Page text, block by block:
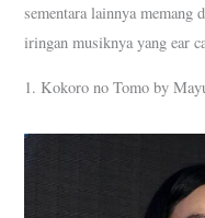
sementara lainnya
iringan musiknya yang ear
1. Kokoro no Tomo by